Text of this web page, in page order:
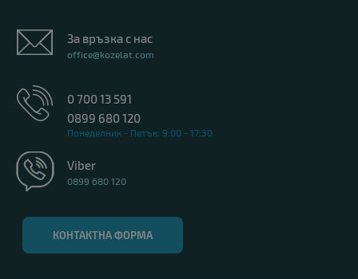
За връзка с нас
office@kozelat.com
0 700 13 591
0899 680 120
Понеделник - Петък: 9:00 - 17:30
Viber
0899 680 120
КОНТАКТНА ФОРМА